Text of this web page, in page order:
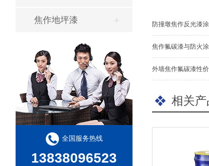
焦作地坪漆
全国服务热线
13838096523
防撞墩焦作反光漆
焦作氟碳漆与防火
外墙焦作氟碳漆性
相关产